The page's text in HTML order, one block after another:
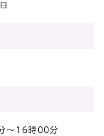
～16時00分